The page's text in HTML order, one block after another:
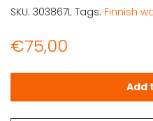
€75,00
Sparre, Pehr: Add
SKU: 303867L Tags: Finnish